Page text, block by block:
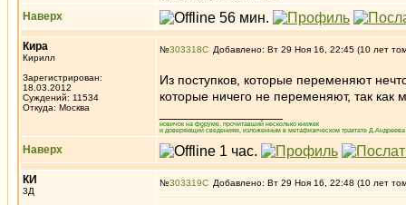
Наверх
Кира
Кирилл
Зарегистрирован:
18.03.2012
Суждений: 11534
Откуда: Москва
№303318 Добавлено: Вт 29 Ноя 16, 22:45 (10 лет
Из поступков, которые переменяют
которые ничего не переменяют, так как
новичок на форуме, прочитавший несколько книжек
и доверяющий сведениям, изложенным в метафизическом трактате
Наверх
КИ
3Д
№303319 Добавлено: Вт 29 Ноя 16, 22:48 (10 лет